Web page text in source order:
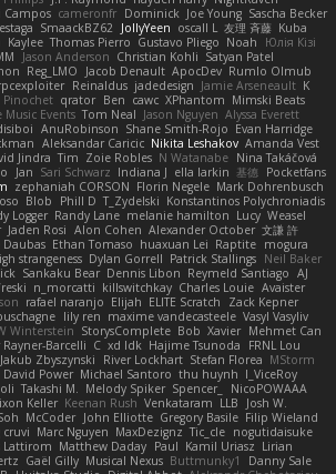
Campos cameronfr Dominick Joe Young Sascha Becker
SmaackBZ62 JollyYeen oscall L 友理 斉藤 Kuba
Kaylee Thomas Pierro Gustavo Pliego Noah
Юлія Кізі
Jason Anderson Christian Kohli Satyan Patel
Reg_LMO Jacob Denault ApocDev Rumlo Olmub
Reinaldus jadedesign Jamie Arseneault K
Pinochet qrator Ben cawc XPhantom Mimski Beats
Events Tom Neal Jason Nguyen Alyssa Everett
AnuRobinson Shane Smith-Rojo Evan Harridge
Aleksandar Caricic Nikita Leshakov Amanda Vest
Jindra Tim Zoie Robles N Watanabe Nina Takáčová
Jan Sari Schwarz Indiana J ella larkin 基德
Pocketfans
zephaniah CORSON Florin Negele Mark Dohrenbusch
Blob Phill D T_Zydelski Konstantinos Polychroniadis
Logger Randy Lane melanie hamilton Lucy Weasel
Jaden Rosi Alon Cohen Alexander October 文謙 許
Ethan Tomaso huaxuan Lei Raptite mogura
strangeness Dylan Gorrell Patrick Stallings Neil Baker
Sankaku Bear Dennis Libon Reymeld Santiago AJ
n_morcatti killswitchkay Charles Louie Avaister
rafael naranjo Elijah ELITE Scratch
Zack Kepner
lily ren maxime vandecasteele Vasyl Vasyliv
Winterstein StorysComplete Bob Xavier Mehmet Can
Barcelli C xd Idk Hajime Tsunoda
FRNL Lou
Jakub Zbyszynski River Lockhart Stefan Florea MStorm
David Power Michael Santoro thu huynh I_ViceRoy
Takashi M. Melody Spiker Spencer_
NicoPOWAAA
Keller Keenan Rush Venkataram LLB
Josh W.
McCoder John Elliotte Gregory Basile Filip Wieland
cruvi Marc Nguyen MaxDezignz Tic_cle nogutidaisuke
Lattirom Matthew Daday Paul Kamil Uriasz Lirian
Gaël Gilly Musical Nexus Buttmunky1
Danny Sale